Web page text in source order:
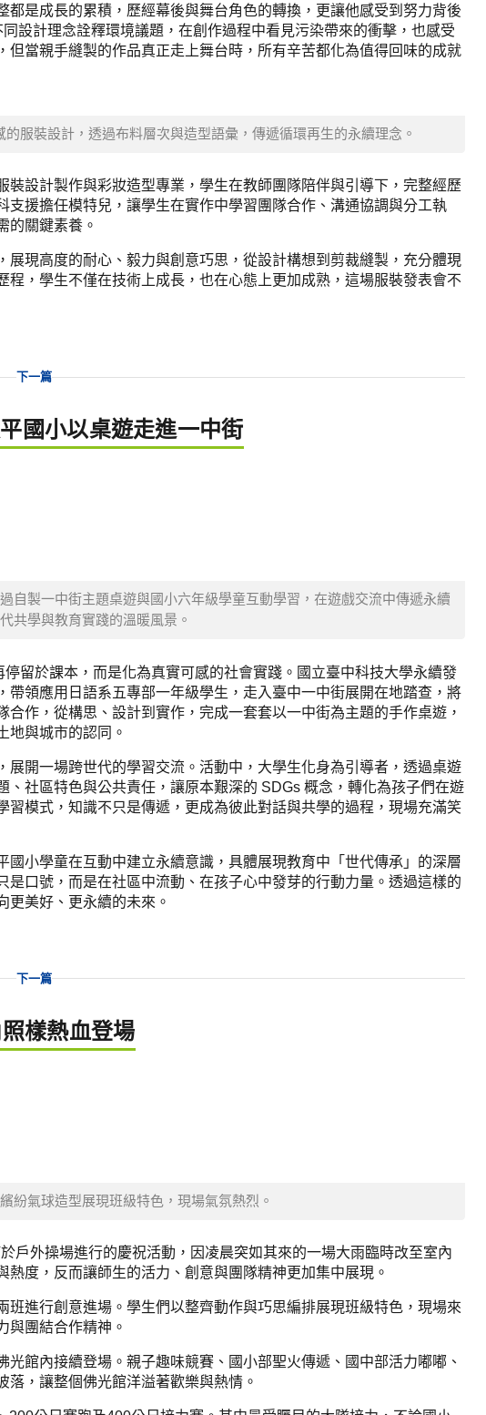
是成長的累積，歷經幕後與舞台角色的轉換，更讓他感受到努力背後
設計理念詮釋環境議題，在創作過程中看見污染帶來的衝擊，也感受
當親手縫製的作品真正走上舞台時，所有辛苦都化為值得回味的成就
服裝設計，透過布料層次與造型語彙，傳遞循環再生的永續理念。
設計製作與彩妝造型專業，學生在教師團隊陪伴與引導下，完整經歷
援擔任模特兒，讓學生在實作中學習團隊合作、溝通協調與分工執
的關鍵素養。
現高度的耐心、毅力與創意巧思，從設計構想到剪裁縫製，充分體現
，學生不僅在技術上成長，也在心態上更加成熟，這場服裝發表會不
下一篇
國小以桌遊走進一中街
自製一中街主題桌遊與國小六年級學童互動學習，在遊戲交流中傳遞永續
共學與教育實踐的溫暖風景。
留於課本，而是化為真實可感的社會實踐。國立臺中科技大學永續發
領應用日語系五專部一年級學生，走入臺中一中街展開在地踏查，將
作，從構思、設計到實作，完成一套套以一中街為主題的手作桌遊，
地與城市的認同。
開一場跨世代的學習交流。活動中，大學生化身為引導者，透過桌遊
社區特色與公共責任，讓原本艱深的 SDGs 概念，轉化為孩子們在遊
模式，知識不只是傳遞，更成為彼此對話與共學的過程，現場充滿笑
小學童在互動中建立永續意識，具體展現教育中「世代傳承」的深層
口號，而是在社區中流動、在孩子心中發芽的行動力量。透過這樣的
更美好、更永續的未來。
下一篇
樣熱血登場
紛氣球造型展現班級特色，現場氣氛熱烈。
戶外操場進行的慶祝活動，因凌晨突如其來的一場大雨臨時改至室內
度，反而讓師生的活力、創意與團隊精神更加集中展現。
進行創意進場。學生們以整齊動作與巧思編排展現班級特色，現場來
與團結合作精神。
館內接續登場。親子趣味競賽、國小部聖火傳遞、國中部活力嘟嘟、
，讓整個佛光館洋溢著歡樂與熱情。